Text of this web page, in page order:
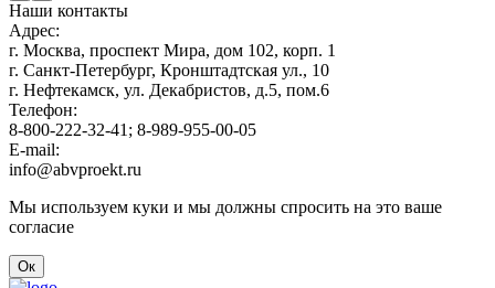
Наши контакты
Адрес:
г. Москва, проспект Мира, дом 102, корп. 1
г. Санкт-Петербург, Кронштадтская ул., 10
г. Нефтекамск, ул. Декабристов, д.5, пом.6
Телефон:
8-800-222-32-41; 8-989-955-00-05
E-mail:
info@abvproekt.ru
Мы используем куки и мы должны спросить на это ваше
согласие
Ок